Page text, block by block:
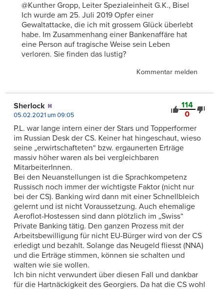
@Kunther Gropp, Leiter Spezialeinheit G.K., Bisel
Ich wurde am 25. Juli 2019 Opfer einer
Gewaltattacke, die ich mit grossem Glück überlebt
habe. Im Zusammenhang einer Bankenaffäre hat
eine Person auf tragische Weise sein Leben
verloren. Sie finden das lustig?
Kommentar melden
114
0
Sherlock
05.02.2021 um 09:05
P.L. war lange intern einer der Stars und Topperformer
im Russian Desk der CS. Keiner hat hingeschaut, wieso
seine „erwirtschafteten“ bzw. ergaunerten Erträge
massiv höher waren als bei vergleichbaren
MitarbeiterInnen.
Bei den Neuanstellungen ist die Sprachkompetenz
Russisch noch immer der wichtigste Faktor (nicht nur
bei der CS). Banking wird dann mit einer Schnellbleich
gelernt und ist nicht Voraussetzung. Auch ehemalige
Aeroflot-Hostessen sind dann plötzlich im „Swiss“
Private Banking tätig. Den ganzen Prozess mit der
Arbeitsbewilligung für nicht EU-Bürger wird von der CS
erledigt und bezahlt. Solange das Neugeld fliesst (NNA)
und die Erträge stimmen, können sie schalten und
walten wie sie wollen.
Ich bin nicht verwundert über diesen Fall und dankbar
für die Hartnäckigkeit des Georgiers. Da hat die CS wohl